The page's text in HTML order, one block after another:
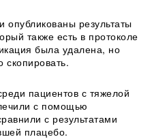
результаты
также есть в протоколе
была удалена, но
скопировать.
пациентов с тяжелой
с помощью
с результатами
плацебо.